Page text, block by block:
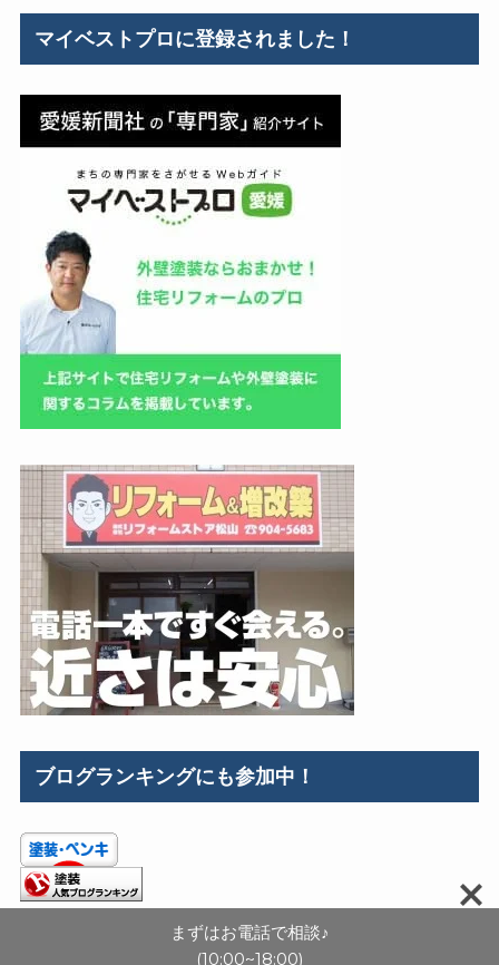
マイベストプロに登録されました！
ブログランキングにも参加中！
まずはお電話で相談♪
(10:00~18:00)